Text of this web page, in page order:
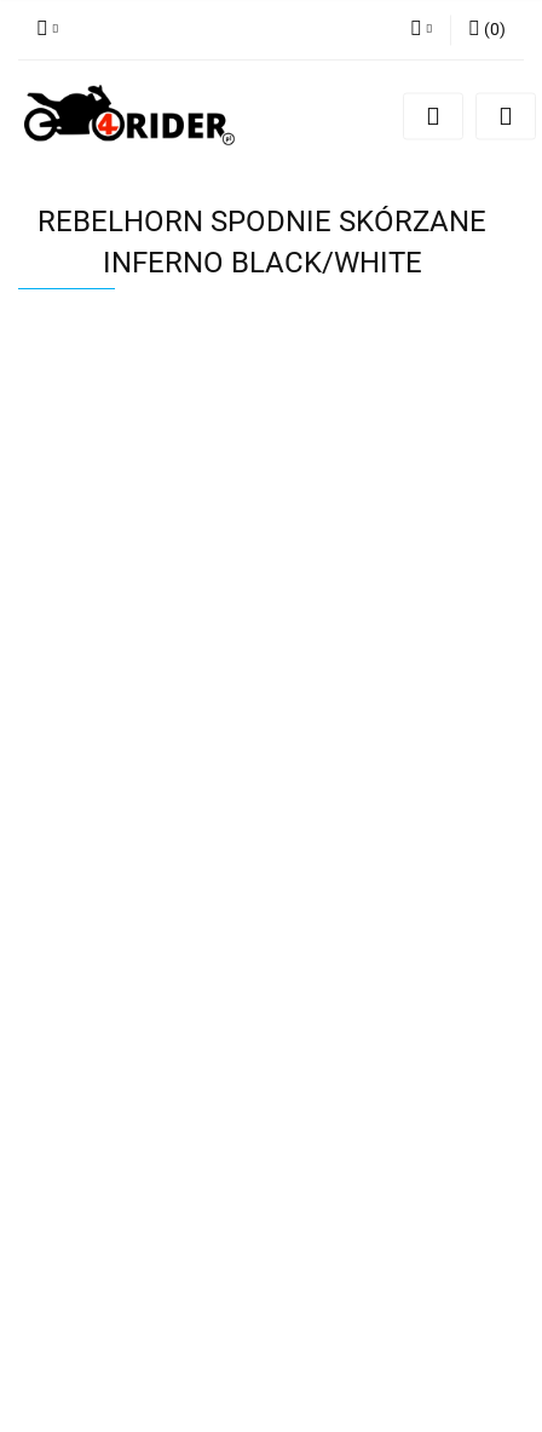
Zarejestruj się
(0)
REBELHORN SPODNIE SKÓRZANE
INFERNO BLACK/WHITE